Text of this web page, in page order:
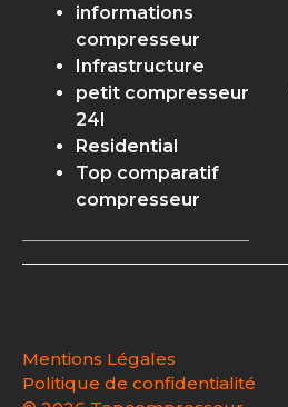
informations
compresseur
Infrastructure
petit compresseur
24l
Residential
Top comparatif
compresseur
Mentions Légales
Politique de confidentialité